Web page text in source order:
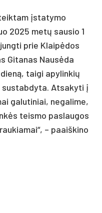
įstatymo
2025 metų sausio 1
prie Klaipėdos
Gitanas Nausėda
taigi apylinkių
sustabdyta. Atsakyti į
galutiniai, negalime,
teismo paslaugos
– paaiškino